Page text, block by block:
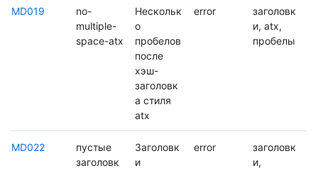
MD019
no-
multiple-
space-atx
Нескольк
о
пробелов
после
хэш-
заголовк
а стиля
atx
error
заголовк
и, atx,
пробелы
MD022
пустые
заголовк
Заголовк
и
error
заголовк
и,